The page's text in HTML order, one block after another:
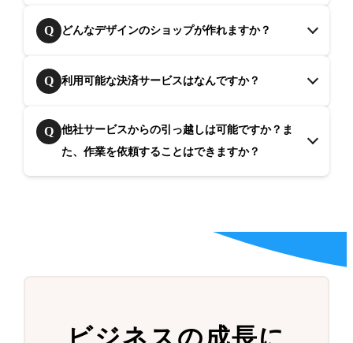
Q どんなデザインのショップが作れますか？
Q 利用可能な決済サービスはなんですか？
Q
他社サービスからの引っ越しは可能ですか？ま
た、作業を依頼することはできますか？